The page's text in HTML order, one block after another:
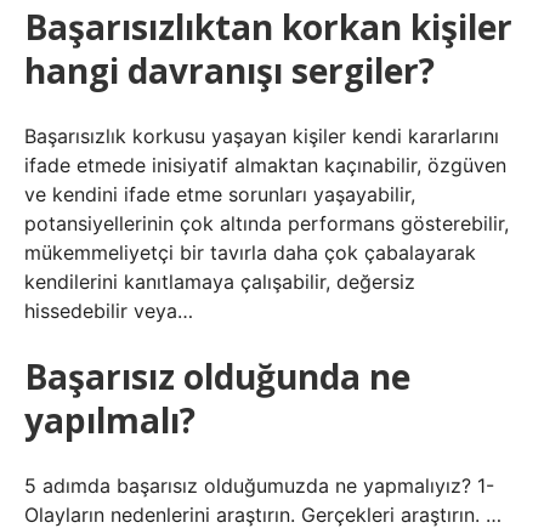
Başarısızlıktan korkan kişiler
hangi davranışı sergiler?
Başarısızlık korkusu yaşayan kişiler kendi kararlarını
ifade etmede inisiyatif almaktan kaçınabilir, özgüven
ve kendini ifade etme sorunları yaşayabilir,
potansiyellerinin çok altında performans gösterebilir,
mükemmeliyetçi bir tavırla daha çok çabalayarak
kendilerini kanıtlamaya çalışabilir, değersiz
hissedebilir veya…
Başarısız olduğunda ne
yapılmalı?
5 adımda başarısız olduğumuzda ne yapmalıyız? 1-
Olayların nedenlerini araştırın. Gerçekleri araştırın. …